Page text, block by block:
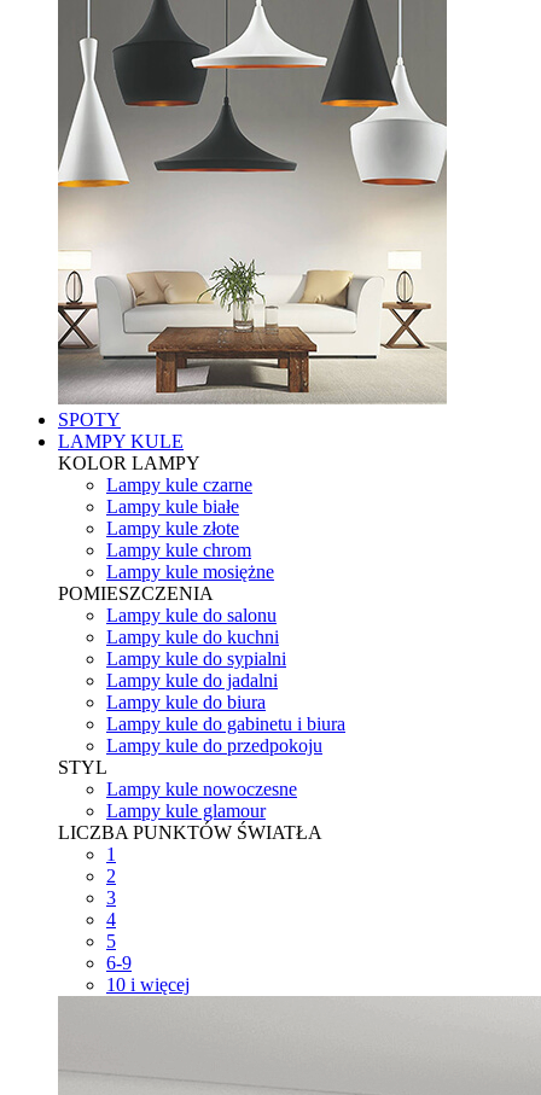
SPOTY
LAMPY KULE
KOLOR LAMPY
Lampy kule czarne
Lampy kule białe
Lampy kule złote
Lampy kule chrom
Lampy kule mosiężne
POMIESZCZENIA
Lampy kule do salonu
Lampy kule do kuchni
Lampy kule do sypialni
Lampy kule do jadalni
Lampy kule do biura
Lampy kule do gabinetu i biura
Lampy kule do przedpokoju
STYL
Lampy kule nowoczesne
Lampy kule glamour
LICZBA PUNKTÓW ŚWIATŁA
1
2
3
4
5
6-9
10 i więcej